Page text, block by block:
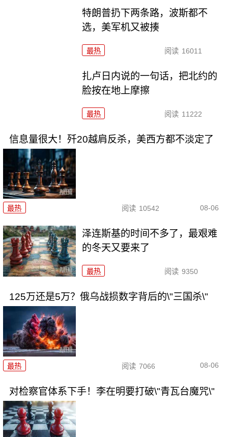
特朗普扔下两条路，波斯都不
选，美军机又被揍
最热 阅读 16011
扎卢日内说的一句话，把北约的
脸按在地上摩擦
最热 阅读 11222
信息量很大！歼20越肩反杀，美西方都不淡定了
最热 阅读 10542 08-06
泽连斯基的时间不多了，最艰难
的冬天又要来了
最热 阅读 9350
125万还是5万？俄乌战损数字背后的\"三国杀\"
最热 阅读 7066 08-06
对检察官体系下手！李在明要打破\"青瓦台魔咒\"